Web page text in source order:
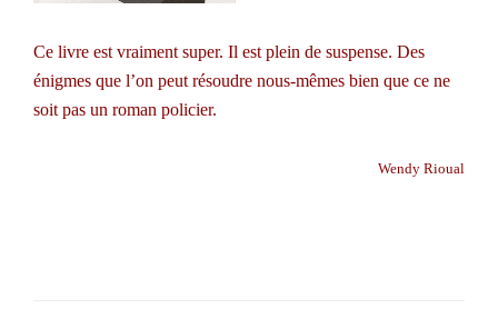
Ce livre est vraiment super. Il est plein de suspense. Des
énigmes que l’on peut résoudre nous-mêmes bien que ce ne
soit pas un roman policier.
Wendy Rioual